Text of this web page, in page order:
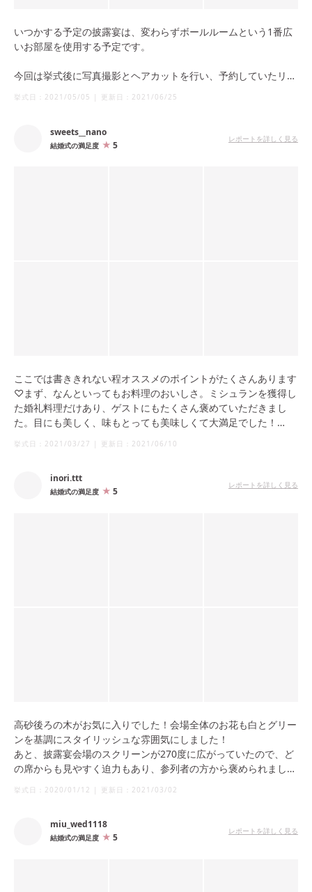
いつかする予定の披露宴は、変わらずボールルームという1番広
いお部屋を使用する予定です。
今回は挙式後に写真撮影とヘアカットを行い、予約していたリム
マンダリンの中にある、大好きなピッツァバーのピザをルームサ
た。朝からほとんど何も食べていなかったこともあり、とっても
おいしい夕食でした。
挙式日： 2021/05/05 | 更新日： 2021/06/25
sweets__nano
結婚式の満足度 5
レポートを詳しく見る
ここでは書ききれない程オススメのポイントがたくさんあります
♡まず、なんといってもお料理のおいしさ。ミシュランを獲得し
た婚礼料理だけあり、ゲストにもたくさん褒めていただきまし
た。目にも美しく、味もとっても美味しくて大満足でした！
そして1番の魅力は、ボールルームを使用した際、360度スクリ
ることができるので、圧倒的な世界観をつくることができます。
挙式日： 2021/03/27 | 更新日： 2021/06/10
inori.ttt
結婚式の満足度 5
レポートを詳しく見る
高砂後ろの木がお気に入りでした！会場全体のお花も白とグリー
ンを基調にスタイリッシュな雰囲気にしました！
あと、披露宴会場のスクリーンが270度に広がっていたので、ど
の席からも見やすく迫力もあり、参列者の方から褒められまし
挙式日： 2020/01/12 | 更新日： 2021/03/02
miu_wed1118
結婚式の満足度 5
レポートを詳しく見る